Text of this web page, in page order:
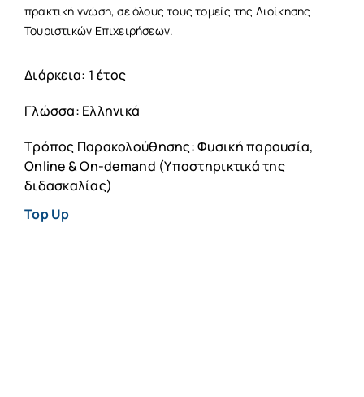
πρακτική γνώση, σε όλους τους τομείς της Διοίκησης
Τουριστικών Επιχειρήσεων.
Διάρκεια: 1 έτος
Γλώσσα: Ελληνικά
Τρόπος Παρακολούθησης: Φυσική παρουσία,
Online & On-demand (Υποστηρικτικά της
διδασκαλίας)
Top Up